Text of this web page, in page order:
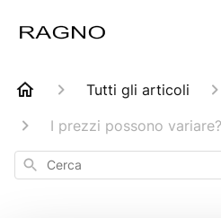
Tutti gli articoli
I prezzi possono variare?
Cerca